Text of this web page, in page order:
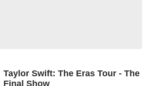
Taylor Swift: The Eras Tour - The
Final Show